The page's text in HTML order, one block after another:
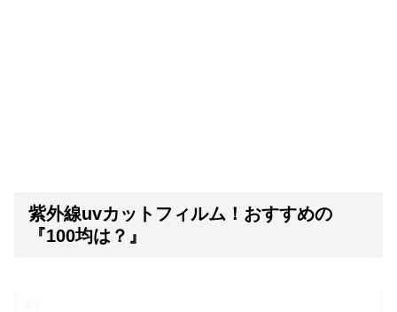
紫外線uvカットフィルム！おすすめの
『100均は？』